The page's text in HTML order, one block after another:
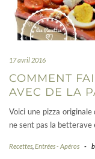
17 avril 2016
COMMENT
AVEC DE LA
Voici une pizza
ne sent pas la
Recettes Entrées - Apéros -